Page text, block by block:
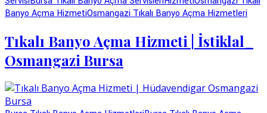
Banyo Açma HizmetiOsmangazi Tıkalı Banyo Açma Hizmetleri
Tıkalı Banyo Açma Hizmeti | İstiklal_
Osmangazi Bursa